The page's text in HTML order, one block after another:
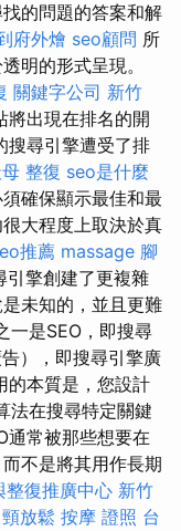
的問題的答案和解
府外燴 seo顧問 所
明的形式呈現。
關鍵字公司 新竹
將出現在排名的開
搜尋引擎遭受了排
整復 seo是什麼
確保顯示最佳和最
大程度上取決於真
推薦 massage 腳
引擎創建了更複雜
未知的，並且更難
一是SEO，即搜尋
），即搜尋引擎廣
的本質是，您設計
法在搜尋特定關鍵
通常被那些想要在
不是將其用作長期
整復推廣中心 新竹
放鬆 按摩 證照 台